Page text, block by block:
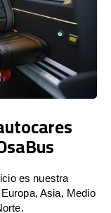
es nuestra
Asia, Medio